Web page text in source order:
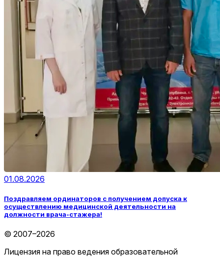
01.08.2026
Поздравляем ординаторов с получением допуска к
осуществлению медицинской деятельности на
должности врача-стажера!
© 2007–2026
Лицензия на право ведения образовательной